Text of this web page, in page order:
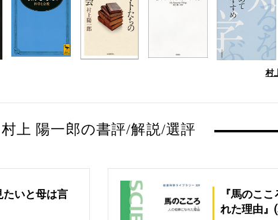
村
村上 陽一郎の書評/解説/選評
たいと母は言
『馬のこ
れた理由』